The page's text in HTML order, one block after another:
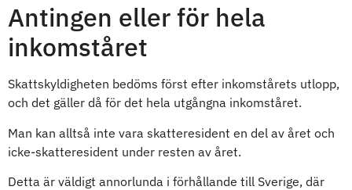
Antingen eller för hela
inkomståret
Skattskyldigheten bedöms först efter inkomstårets utlopp,
och det gäller då för det hela utgångna inkomståret.
Man kan alltså inte vara skatteresident en del av året och
icke-skatteresident under resten av året.
Detta är väldigt annorlunda i förhållande till Sverige, där